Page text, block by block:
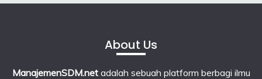
About Us
ManajemenSDM.netadalah sebuah platform berbagi ilmu